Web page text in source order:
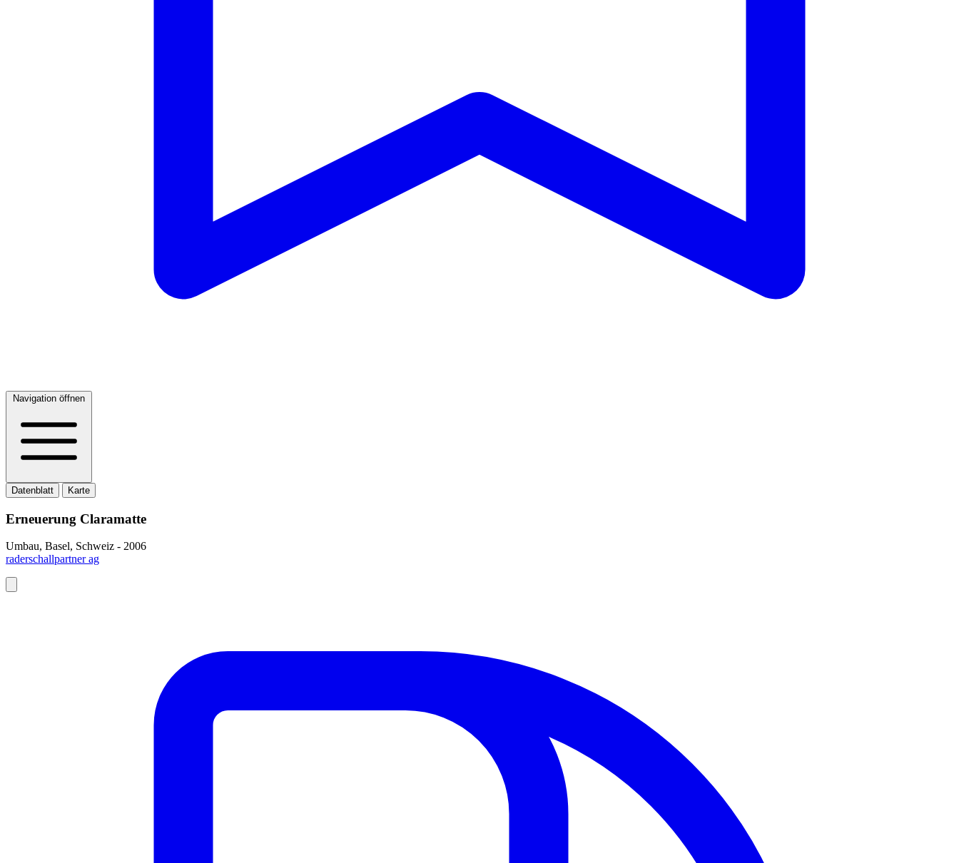
Navigation öffnen
Datenblatt Karte
Erneuerung Claramatte
Umbau, Basel, Schweiz - 2006
raderschallpartner ag